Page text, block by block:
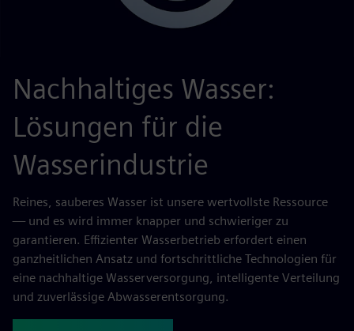
Nachhaltiges Wasser:
Lösungen für die
Wasserindustrie
Reines, sauberes Wasser ist unsere wertvollste Ressource
— und es wird immer knapper und schwieriger zu
garantieren. Effizienter Wasserbetrieb erfordert einen
ganzheitlichen Ansatz und fortschrittliche Technologien für
eine nachhaltige Wasserversorgung, intelligente Verteilung
und zuverlässige Abwasserentsorgung.